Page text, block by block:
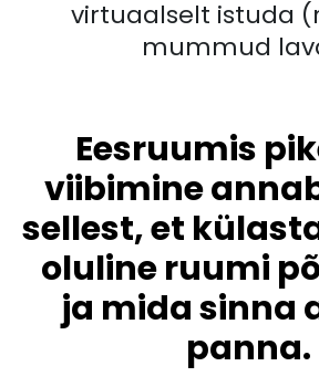
virtuaalselt istuda
mummud
Eesruumis
viibimine
sellest, et
oluline ruumi
ja mida sinna
panna.